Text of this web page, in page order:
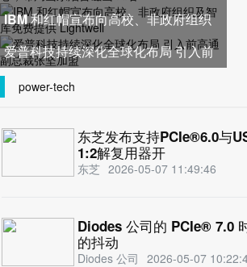
新中心，布局山东烟台磁山•A
IBM 和红帽宣布向高校、非政府组织
及智库免费提供 Lightwell
爱普科技持续深化全球化布局 引入前
高通副总裁张坚加盟
power-tech
东芝发布支持PCIe®6.0与
1:2解复用器开
东芝 2026-05-07 11:49:46
Diodes 公司的 PCIe® 7.0
的抖动
Diodes 公司 2026-05-07